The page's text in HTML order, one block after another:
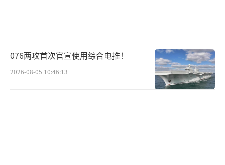
076两攻首次官宣使用综合电推！
2026-08-05 10:46:13